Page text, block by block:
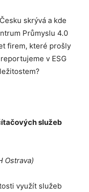
skrývá a kde
Průmyslu 4.0
firem, které prošly
v ESG
služeb
Ostrava)
využít služeb